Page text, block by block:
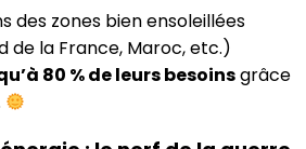
des zones bien ensoleillées
de la France, Maroc, etc.)
80 % de leurs besoinsgrâce